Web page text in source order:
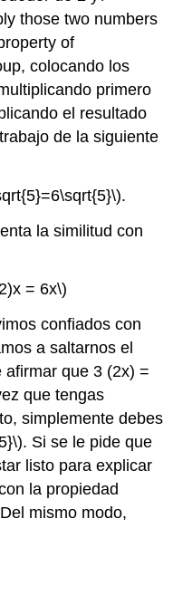
those two numbers
of
colocando los
primero
el resultado
de la siguiente
.
la similitud con
= 6x\)
confiados con
a saltarnos el
afirmar que 3 (2x) =
que tengas
simplemente debes
. Si se le pide que
listo para explicar
la propiedad
mismo modo,